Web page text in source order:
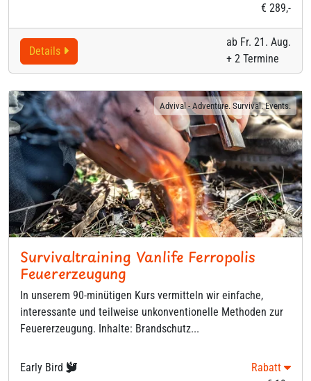
€ 289,-
ab Fr. 21. Aug.
+ 2 Termine
Details
Advival - Adventure. Survival. Events.
Survivaltraining Vanlife Ferropolis
Feuererzeugung
In unserem 90-minütigen Kurs vermitteln wir einfache,
interessante und teilweise unkonventionelle Methoden zur
Feuererzeugung. Inhalte: Brandschutz...
Early Bird
Rabatt